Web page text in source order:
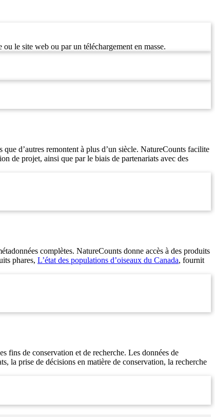
le site web ou par un téléchargement en masse.
d’autres remontent à plus d’un siècle. NatureCounts facilite
de projet, ainsi que par le biais de partenariats avec des
complètes. NatureCounts donne accès à des produits
phares, L’état des populations d’oiseaux du Canada, fournit
fins de conservation et de recherche. Les données de
la prise de décisions en matière de conservation, la recherche